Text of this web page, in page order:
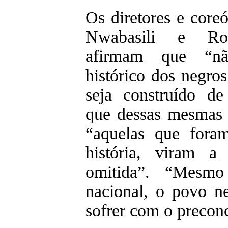
Os diretores e
Nwabasili e
afirmam que
histórico dos
seja construído
que dessas
“aquelas que
história, viram a
omitida”.
nacional, o povo
sofrer com o